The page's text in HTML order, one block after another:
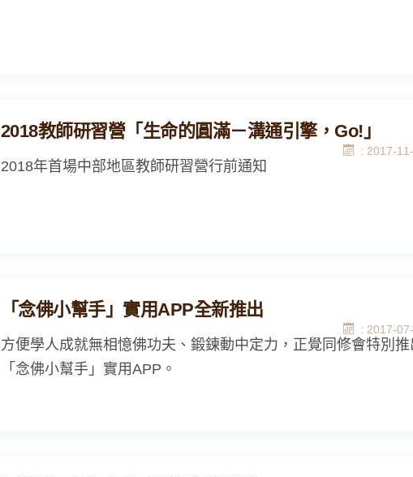
2018教師研習營「生命的圓滿－溝通引擎，Go!」
: 2017-
2018年首場中部地區教師研習營行前通知
「念佛小幫手」實用APP全新推出
: 2017-
方便學人成就無相憶佛功夫、鍛鍊動中定力，正覺同修會特別推
「念佛小幫手」實用APP。